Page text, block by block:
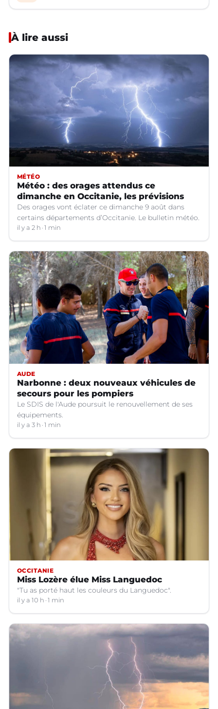
À lire aussi
MÉTÉO
Météo : des orages attendus ce
dimanche en Occitanie, les prévisions
Des orages vont éclater ce dimanche 9 août dans
certains départements d’Occitanie. Le bulletin météo.
il y a 2 h 1 min
AUDE
Narbonne : deux nouveaux véhicules de
secours pour les pompiers
Le SDIS de l'Aude poursuit le renouvellement de ses
équipements.
il y a 3 h 1 min
OCCITANIE
Miss Lozère élue Miss Languedoc
"Tu as porté haut les couleurs du Languedoc".
il y a 10 h 1 min